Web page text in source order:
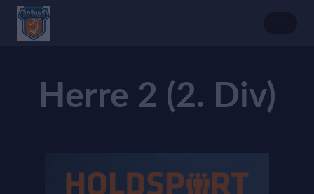
Herre 2 (2. Div)